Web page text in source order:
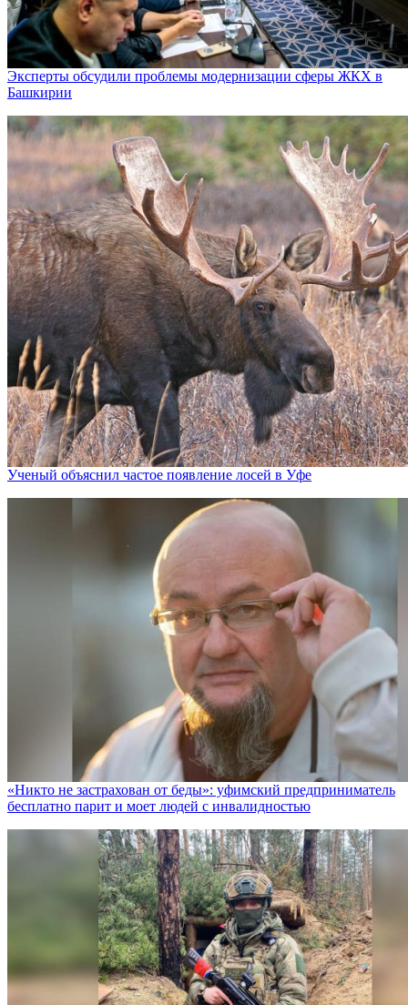
Эксперты обсудили проблемы модернизации сферы ЖКХ в
Башкирии
Ученый объяснил частое появление лосей в Уфе
«Никто не заcтрахован от беды»: уфимский предприниматель
бесплатно парит и моет людей с инвалидностью